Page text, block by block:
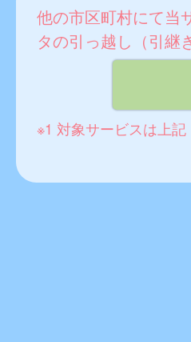
他の市区町村にて当
タの引っ越し（引継
※1 対象サービスは上